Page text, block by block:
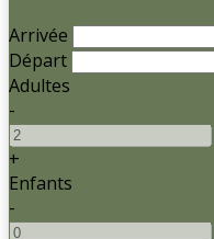
Arrivée
Départ
Adultes
-
+
Enfants
-